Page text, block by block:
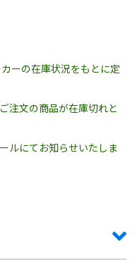
ーの在庫状況をもとに定
注文の商品が在庫切れと
ルにてお知らせいたしま